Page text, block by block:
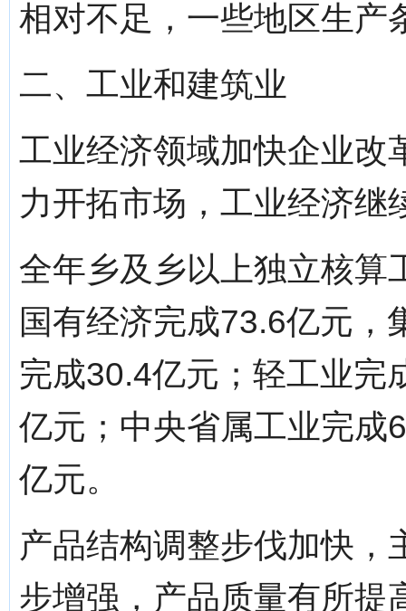
相对不足，一些地区生产
二、工业和建筑业
工业经济领域加快企业改
力开拓市场，工业经济继
全年乡及乡以上独立核算
国有经济完成73.6亿元，
完成30.4亿元；轻工业完
亿元；中央省属工业完成
亿元。
产品结构调整步伐加快，
步增强，产品质量有所提